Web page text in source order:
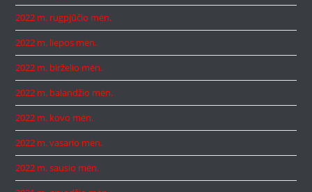
2022 m. rugpjūčio mėn.
2022 m. liepos mėn.
2022 m. birželio mėn.
2022 m. balandžio mėn.
2022 m. kovo mėn.
2022 m. vasario mėn.
2022 m. sausio mėn.